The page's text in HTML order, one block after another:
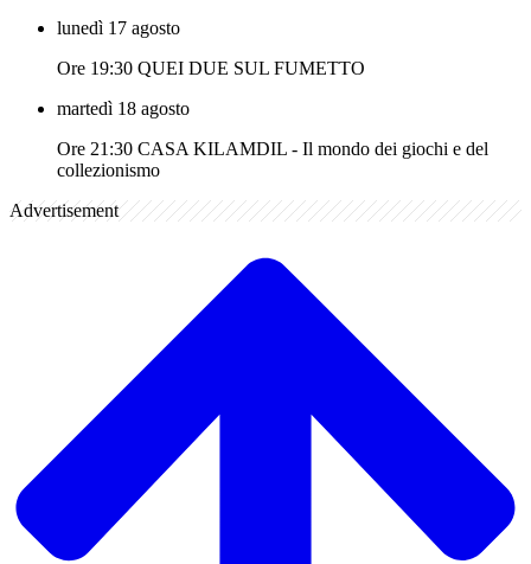
lunedì 17 agosto
Ore 19:30 QUEI DUE SUL FUMETTO
martedì 18 agosto
Ore 21:30 CASA KILAMDIL - Il mondo dei giochi e del
collezionismo
Advertisement